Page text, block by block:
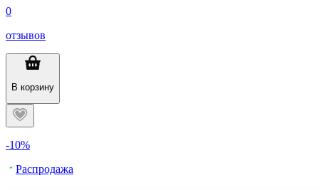
0
отзывов
В корзину
-10%
Распродажа